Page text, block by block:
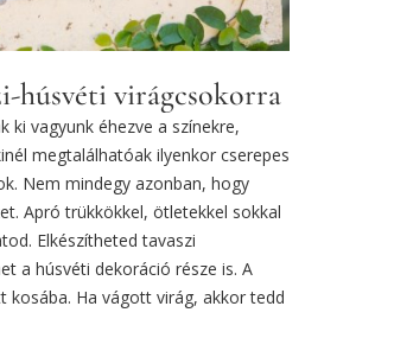
húsvéti virágcsokorra
ki vagyunk éhezve a színekre,
megtalálhatóak ilyenkor cserepes
Nem mindegy azonban, hogy
Apró trükkökkel, ötletekkel sokkal
Elkészítheted tavaszi
a húsvéti dekoráció része is. A
Ha vágott virág, akkor tedd